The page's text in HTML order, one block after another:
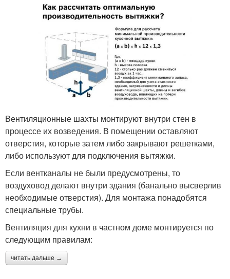
Вентиляционные шахты монтируют внутри стен в
процессе их возведения. В помещении оставляют
отверстия, которые затем либо закрывают решетками,
либо используют для подключения вытяжки.
Если вентканалы не были предусмотрены, то
воздуховод делают внутри здания (банально высверлив
необходимые отверстия). Для монтажа понадобятся
специальные трубы.
Вентиляция для кухни в частном доме монтируется по
следующим правилам:
читать дальше →